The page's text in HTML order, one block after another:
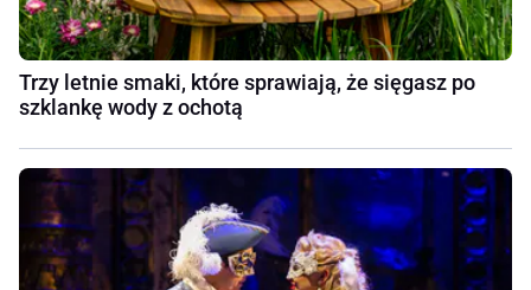
Trzy letnie smaki, które sprawiają, że sięgasz po
szklankę wody z ochotą